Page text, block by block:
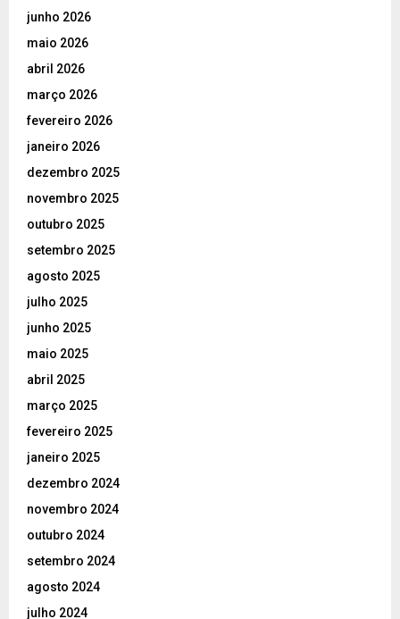
junho 2026
maio 2026
abril 2026
março 2026
fevereiro 2026
janeiro 2026
dezembro 2025
novembro 2025
outubro 2025
setembro 2025
agosto 2025
julho 2025
junho 2025
maio 2025
abril 2025
março 2025
fevereiro 2025
janeiro 2025
dezembro 2024
novembro 2024
outubro 2024
setembro 2024
agosto 2024
julho 2024